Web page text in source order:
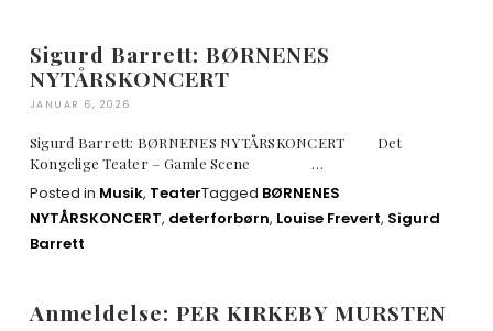
Sigurd Barrett: BØRNENES
NYTÅRSKONCERT
JANUAR 6, 2026
Sigurd Barrett: BØRNENES NYTÅRSKONCERT Det
Kongelige Teater – Gamle Scene …
Posted in Musik, TeaterTagged BØRNENES
NYTÅRSKONCERT, deterforbørn, Louise Frevert, Sigurd
Barrett
Anmeldelse: PER KIRKEBY MURSTEN